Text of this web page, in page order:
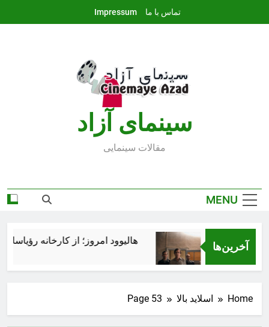
تماس با ما Impressum
سينماى آزاد
مقالات سينمايى
MENU
آخرین‌ها هالیوود امروز؛ از کارخانه
Home اسلاید بالا Page 53